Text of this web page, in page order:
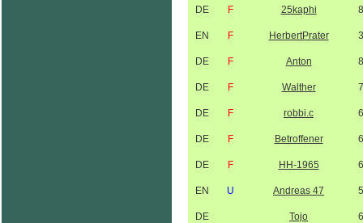
DE F 25kaphi
EN F HerbertPrater
DE F Anton
DE F Walther
DE F robbi.c
DE F Betroffener
DE F HH-1965
EN U Andreas 47
DE Tojo